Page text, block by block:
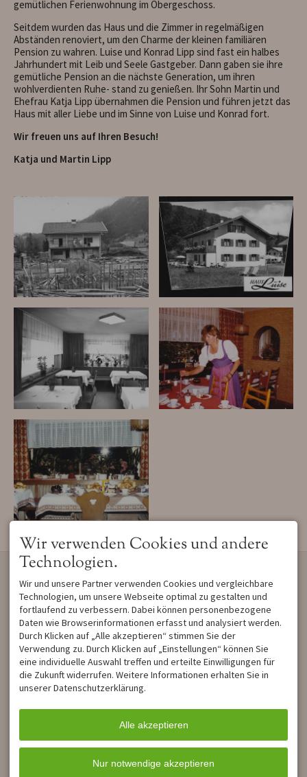
gemütlichen Ferienwohnung im Obergeschoss.
Seitdem wurden das Haus und die Zimmer in regelmäßigen
Abständen renoviert, um den Charme der kleinen familiären
Pension zu wahren. Luise und Konrad Lipp sind fast ein halbes
Jahrhundert mit Leib und Seele Gastgeber. Dann gaben sie ihre
gemütliche Pension an die nächste Generation, um ihren
wohlverdienten Ruhe- stand zu genießen. Ihr Sohn Martin und
Ehefrau Katja Lipp übernahmen die Pension und führen jetzt das
Haus mit aller Liebe und im Sinne von Luise und Konrad fort.
Wir freuen uns auf Ihren Besuch!
Katja und Martin Lipp
Haus Luise 1962 Haus Luise 1963
Tagesraum 1963
Tagesraum 1985
KONTAKT
Haus Luise
Martin Lipp
Sonnenstraße 27
87541 Bad Hindelang /
Unterjoch
DEUTSCHLAND
Tel.+49 8324 7632
Mobil+49 151 432 243 77
info@haus-luise-
Haus Luise in Unterjoch bei
Bad Hindelang liegt in einem
besonders ruhigen Seitental
der Allgäuer Berge. m
Sommer locken
wunderschöne
Wanderwege, im Winter
Loipen und Skilifte und
immer mit dabei: unzählige
Gratisleistungen!
LINKS:
Bewertungen auf
Wir verwenden Cookies und andere
Technologien.
Wir und unsere Partner verwenden Cookies und vergleichbare
Technologien, um unsere Webseite optimal zu gestalten und
fortlaufend zu verbessern. Dabei können personenbezogene
Daten wie Browserinformationen erfasst und analysiert werden.
Durch Klicken auf „Alle akzeptieren“ stimmen Sie der
Verwendung zu. Durch Klicken auf „Einstellungen“ können Sie
eine individuelle Auswahl treffen und erteilte Einwilligungen für
die Zukunft widerrufen. Weitere Informationen erhalten Sie in
unserer Datenschutzerklärung.
Alle akzeptieren
Nur notwendige akzeptieren